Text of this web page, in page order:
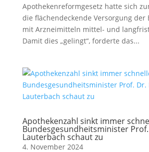
Apothekenreformgesetz hatte sich
die flächendeckende Versorgung der
mit Arzneimitteln mittel- und
Damit dies „gelingt“, forderte das...
Apothekenzahl sinkt immer
Bundesgesundheitsminister
Lauterbach schaut zu
4. November 2024